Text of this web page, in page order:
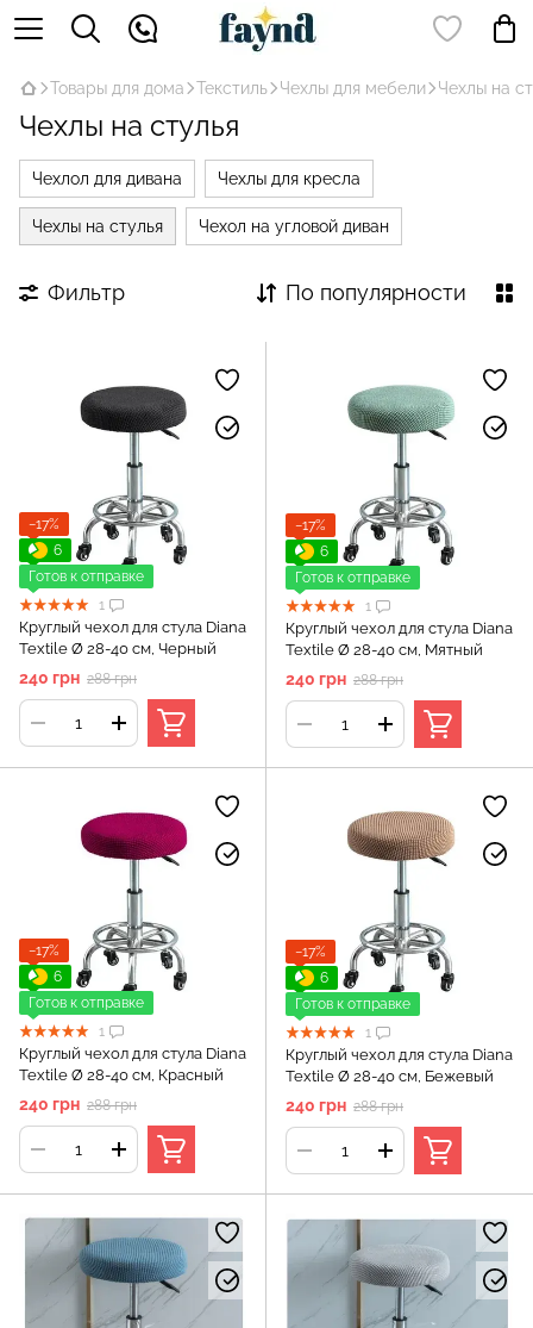
Товары для дома Текстиль Чехлы для мебели Чехлы на
Чехлы на стулья
Чехлол для дивана Чехлы для кресла
Чехлы на стулья Чехол на угловой диван
Фильтр По популярности
−17%
6
Готов к отправке
1
Круглый чехол для стула Diana
Textile Ø 28-40 см, Черный
240 грн 288 грн
−17%
6
Готов к отправке
1
Круглый чехол для стула Diana
Textile Ø 28-40 см, Мятный
240 грн 288 грн
−17%
6
Готов к отправке
1
Круглый чехол для стула Diana
Textile Ø 28-40 см, Красный
240 грн 288 грн
−17%
6
Готов к отправке
1
Круглый чехол для стула Diana
Textile Ø 28-40 см, Бежевый
240 грн 288 грн